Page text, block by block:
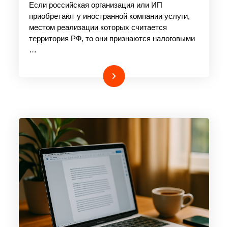
Если российская организация или ИП
приобретают у иностранной компании услуги,
местом реализации которых считается
территория РФ, то они признаются налоговыми
…
Подробнее